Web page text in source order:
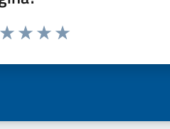
da 1 a 5 stelle la pagina